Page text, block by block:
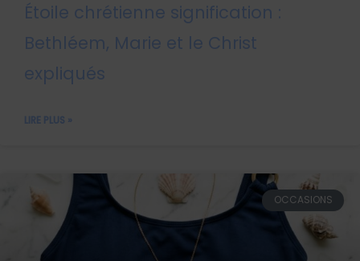
Étoile chrétienne signification :
Bethléem, Marie et le Christ
expliqués
LIRE PLUS »
OCCASIONS